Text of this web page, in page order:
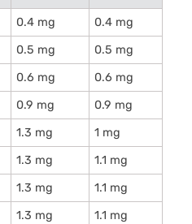
0.4 mg
0.4 mg
0.5 mg
0.5 mg
0.6 mg
0.6 mg
0.9 mg
0.9 mg
1.3 mg
1 mg
1.3 mg
1.1 mg
1.3 mg
1.1 mg
1.3 mg
1.1 mg